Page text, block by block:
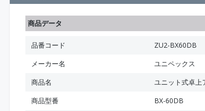
商品データ
品番コード
ZU2-BX60DB
メーカー名
ユニペックス
商品名
ユニット式卓上
商品型番
BX-60DB